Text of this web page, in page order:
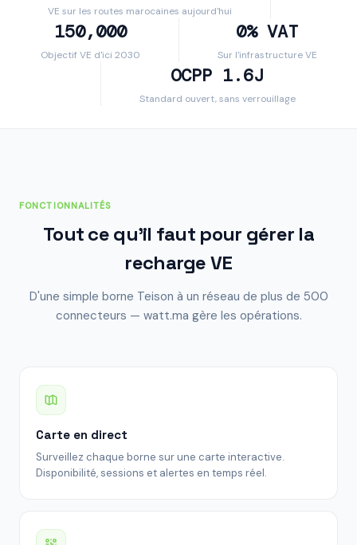
VE sur les routes marocaines aujourd'hui
150,000
Objectif VE d'ici 2030
0% VAT
Sur l'infrastructure VE
OCPP 1.6J
Standard ouvert, sans verrouillage
FONCTIONNALITÉS
Tout ce qu'il faut pour gérer la
recharge VE
D'une simple borne Teison à un réseau de plus de 500
connecteurs — watt.ma gère les opérations.
Carte en direct
Surveillez chaque borne sur une carte interactive.
Disponibilité, sessions et alertes en temps réel.